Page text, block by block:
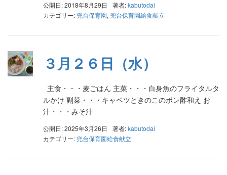
公開日: 2018年8月29日 著者:kabutodai
カテゴリー: 兜台保育園, 兜台保育園給食献立
３月２６日（水）
主食・・・麦ごはん 主菜・・・白身魚のフライタルタ
ルかけ 副菜・・・キャベツときのこのポン酢和え お
汁・・・みそ汁
公開日: 2025年3月26日 著者:kabutodai
カテゴリー: 兜台保育園給食献立